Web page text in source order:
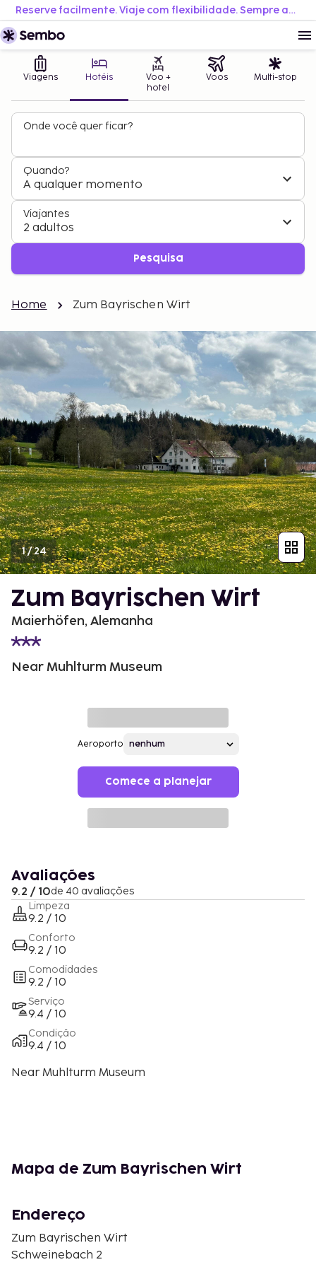
Reserve facilmente. Viaje com flexibilidade. Sempre ao melhor preço.
Viagens Hotéis
Voo +
hotel
Voos Multi-stop
Onde você quer ficar?
Quando?
A qualquer momento
Viajantes
2 adultos
Pesquisa
Home Zum Bayrischen Wirt
1/24
Zum Bayrischen Wirt
Maierhöfen, Alemanha
Near Muhlturm Museum
Aeroporto
Comece a planejar
Avaliações
9.2 / 10de 40 avaliações
Limpeza
9.2 / 10
Conforto
9.2 / 10
Comodidades
9.2 / 10
Serviço
9.4 / 10
Condição
9.4 / 10
Near Muhlturm Museum
Mapa de Zum Bayrischen Wirt
Endereço
Zum Bayrischen Wirt
Schweinebach 2